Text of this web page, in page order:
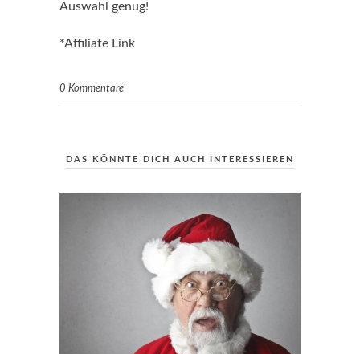
Auswahl genug!
*Affiliate Link
0 Kommentare
DAS KÖNNTE DICH AUCH INTERESSIEREN